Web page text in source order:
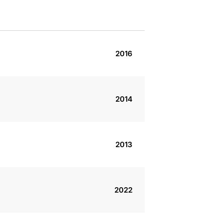
2016
2014
2013
2022